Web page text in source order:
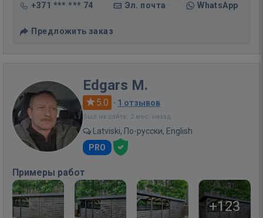
+371 *** *** 74 Эл. почта WhatsApp
Предложить заказ
Edgars M.
5.0 · 1 отзывов
Был на сайте: 2 мес. назад
Latviski, По-русски, English
PRO
Примеры работ
+123